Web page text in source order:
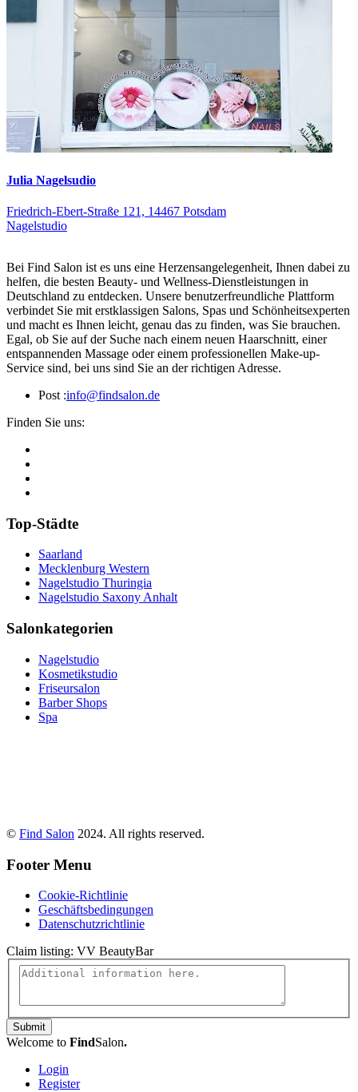
Julia Nagelsudio
Friedrich-Ebert-Straße 121, 14467 Potsdam
Nagelstudio
Bei Find Salon ist es uns eine Herzensangelegenheit, Ihnen dabei zu
helfen, die besten Beauty- und Wellness-Dienstleistungen in
Deutschland zu entdecken. Unsere benutzerfreundliche Plattform
verbindet Sie mit erstklassigen Salons, Spas und Schönheitsexperten
und macht es Ihnen leicht, genau das zu finden, was Sie brauchen.
Egal, ob Sie auf der Suche nach einem neuen Haarschnitt, einer
entspannenden Massage oder einem professionellen Make-up-
Service sind, bei uns sind Sie an der richtigen Adresse.
Post :info@findsalon.de
Finden Sie uns:
Top-Städte
Saarland
Mecklenburg Western
Nagelstudio Thuringia
Nagelstudio Saxony Anhalt
Salonkategorien
Nagelstudio
Kosmetikstudio
Friseursalon
Barber Shops
Spa
© Find Salon 2024. All rights reserved.
Footer Menu
Cookie-Richtlinie
Geschäftsbedingungen
Datenschutzrichtlinie
Claim listing: VV BeautyBar
Submit
Welcome to FindSalon.
Login
Register